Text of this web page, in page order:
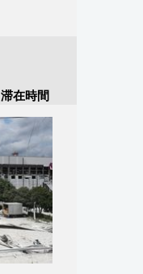
滞在時間